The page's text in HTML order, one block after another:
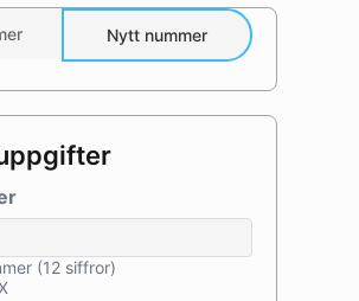
Nytt nummer
(12 siffror)